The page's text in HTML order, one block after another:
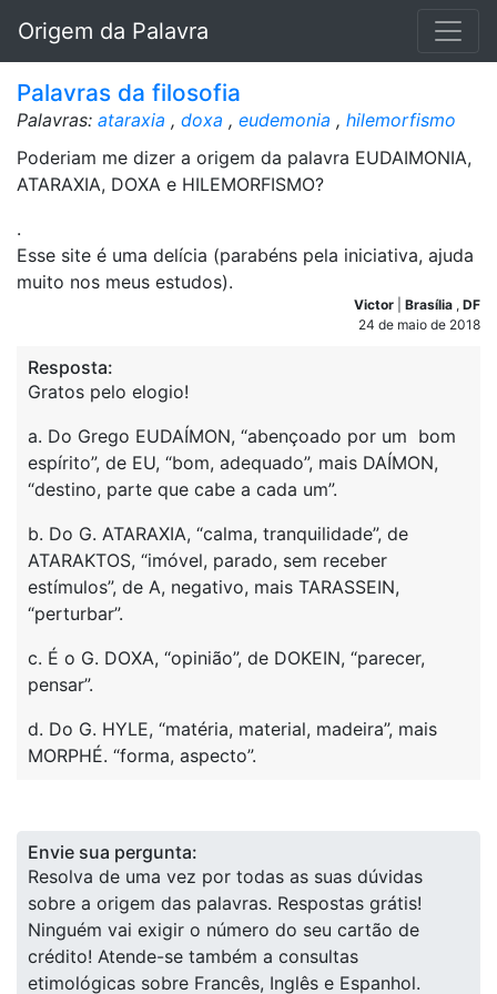
Origem da Palavra
Palavras da filosofia
Palavras: ataraxia , doxa , eudemonia , hilemorfismo
Poderiam me dizer a origem da palavra EUDAIMONIA,
ATARAXIA, DOXA e HILEMORFISMO?
.
Esse site é uma delícia (parabéns pela iniciativa, ajuda
muito nos meus estudos).
Victor Brasília , DF
24 de maio de 2018
Resposta:
Gratos pelo elogio!
a. Do Grego EUDAÍMON, “abençoado por um bom
espírito”, de EU, “bom, adequado”, mais DAÍMON,
“destino, parte que cabe a cada um”.
b. Do G. ATARAXIA, “calma, tranquilidade”, de
ATARAKTOS, “imóvel, parado, sem receber
estímulos”, de A, negativo, mais TARASSEIN,
“perturbar”.
c. É o G. DOXA, “opinião”, de DOKEIN, “parecer,
pensar”.
d. Do G. HYLE, “matéria, material, madeira”, mais
MORPHÉ. “forma, aspecto”.
Envie sua pergunta:
Resolva de uma vez por todas as suas dúvidas
sobre a origem das palavras. Respostas grátis!
Ninguém vai exigir o número do seu cartão de
crédito! Atende-se também a consultas
etimológicas sobre Francês, Inglês e Espanhol.